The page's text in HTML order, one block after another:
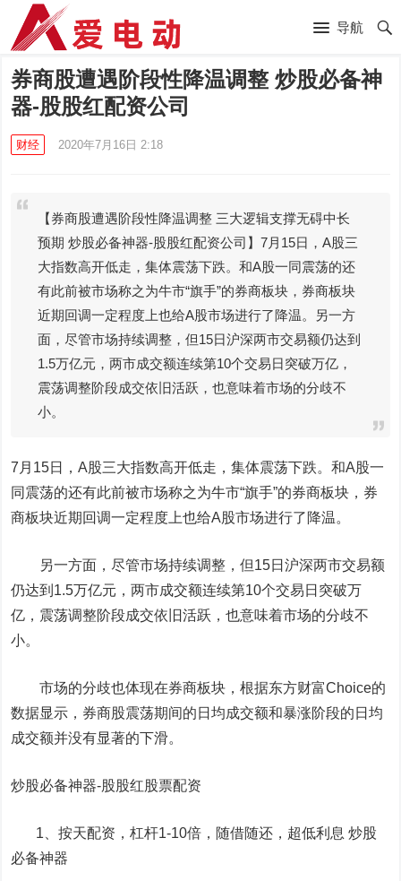
导航
券商股遭遇阶段性降温调整 炒股必备神
器-股股红配资公司
财经 2020年7月16日 2:18
【券商股遭遇阶段性降温调整 三大逻辑支撑无碍中长
预期 炒股必备神器-股股红配资公司】7月15日，A股三
大指数高开低走，集体震荡下跌。和A股一同震荡的还
有此前被市场称之为牛市“旗手”的券商板块，券商板块
近期回调一定程度上也给A股市场进行了降温。另一方
面，尽管市场持续调整，但15日沪深两市交易额仍达到
1.5万亿元，两市成交额连续第10个交易日突破万亿，
震荡调整阶段成交依旧活跃，也意味着市场的分歧不
小。
7月15日，A股三大指数高开低走，集体震荡下跌。和A股一
同震荡的还有此前被市场称之为牛市“旗手”的券商板块，券
商板块近期回调一定程度上也给A股市场进行了降温。
另一方面，尽管市场持续调整，但15日沪深两市交易额
仍达到1.5万亿元，两市成交额连续第10个交易日突破万
亿，震荡调整阶段成交依旧活跃，也意味着市场的分歧不
小。
市场的分歧也体现在券商板块，根据东方财富Choice的
数据显示，券商股震荡期间的日均成交额和暴涨阶段的日均
成交额并没有显著的下滑。
炒股必备神器-股股红股票配资
1、按天配资，杠杆1-10倍，随借随还，超低利息 炒股
必备神器